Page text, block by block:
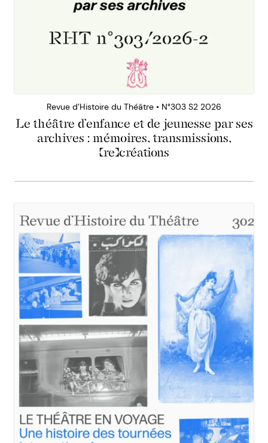
Revue d’Histoire du Théâtre • N°303 S2 2026
Le théâtre d’enfance et de jeunesse par ses
archives : mémoires, transmissions,
(re)créations